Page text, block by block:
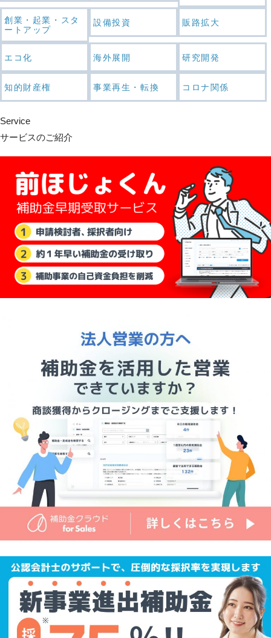
創業・起業・スタ
ートアップ
設備投資 販路拡大
エコ化 海外展開 研究開発
知的財産権 事業再生・転換 コロナ関係
Service
サービスのご紹介